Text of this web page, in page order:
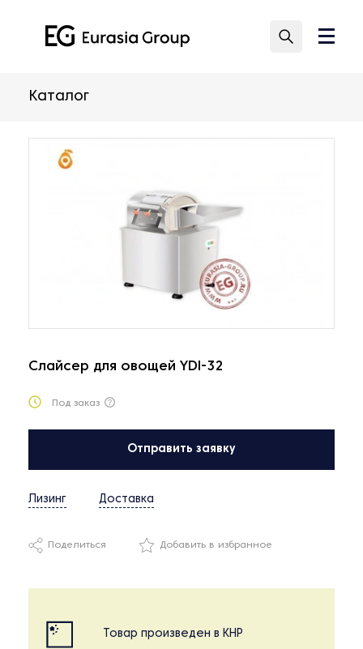
Каталог
Слайсер для овощей YDI-32
Под заказ
Отправить заявку
Лизинг Доставка
Поделиться Добавить в избранное
Товар произведен в КНР